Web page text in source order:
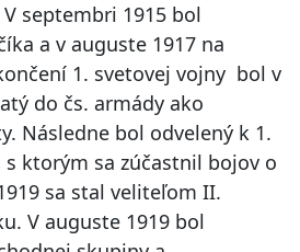
septembri 1915 bol
a v auguste 1917 na
1. svetovej vojny bol v
do čs. armády ako
Následne bol odvelený k 1.
ktorým sa zúčastnil bojov o
sa stal veliteľom II.
V auguste 1919 bol